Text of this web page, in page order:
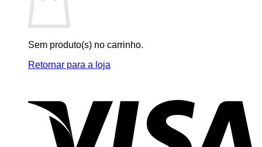
Sem produto(s) no carrinho.
Retornar para a loja